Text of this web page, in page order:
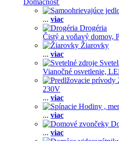
Domácnosť
... viac
Drogéria
Čistý a voňavý domov,
Žiarovky
... viac
Vianočné osvetlenie,
230V
... viac
... viac
... viac